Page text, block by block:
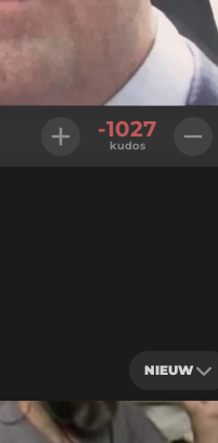
-1027
kudos
NIEUW